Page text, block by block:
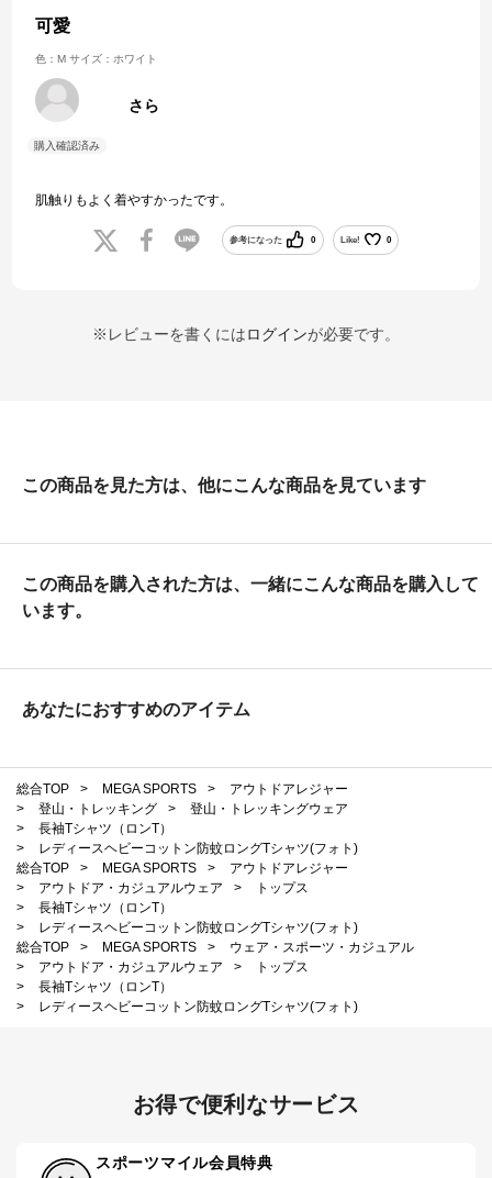
可愛
色：M サイズ：ホワイト
さら
肌触りもよく着やすかったです。
参考になった 0 Like! 0
※レビューを書くにはログインが必要です。
この商品を見た方は、他にこんな商品を見ています
この商品を購入された方は、一緒にこんな商品を購入して
います。
あなたにおすすめのアイテム
総合TOP > MEGA SPORTS >
アウトドアレジャー
>
登山・トレッキング >
登山・トレッキングウェア
>
長袖Tシャツ（ロンT）
>
レディースヘビーコットン防蚊ロングTシャツ(フォト)
総合TOP
> MEGA SPORTS >
アウトドアレジャー
>
アウトドア・カジュアルウェア >
トップス
>
長袖Tシャツ（ロンT）
>
レディースヘビーコットン防蚊ロングTシャツ(フォト)
総合TOP
> MEGA SPORTS >
ウェア・スポーツ・カジュアル
>
アウトドア・カジュアルウェア >
トップス
>
長袖Tシャツ（ロンT）
>
レディースヘビーコットン防蚊ロングTシャツ(フォト)
お得で便利なサービス
スポーツマイル会員特典